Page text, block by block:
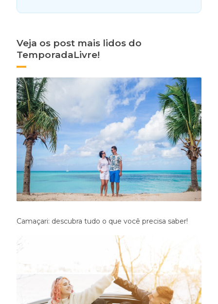
Veja os post mais lidos do
TemporadaLivre!
Camaçari: descubra tudo o que você precisa saber!